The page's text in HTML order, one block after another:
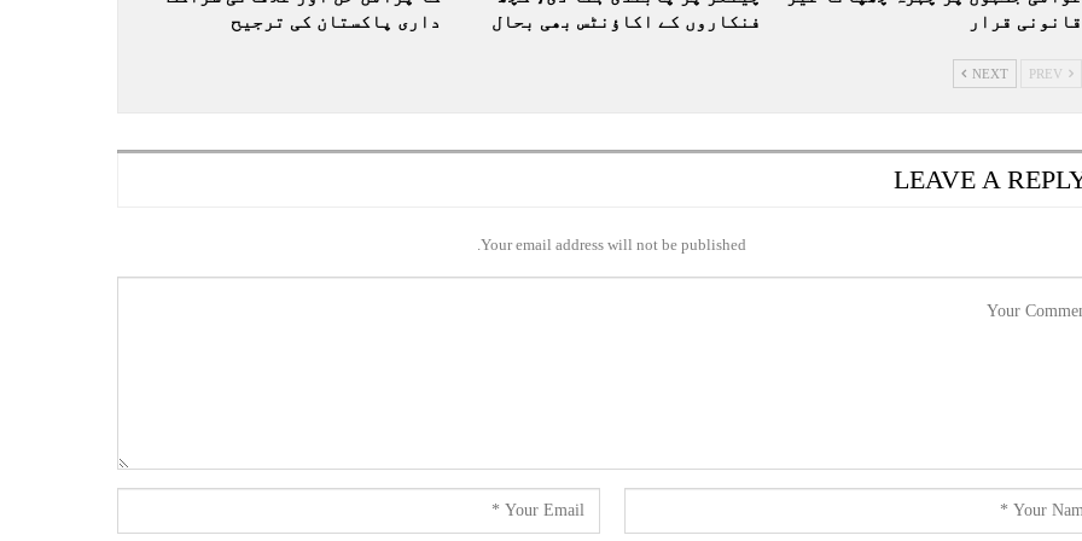
قانونی قرار
فنکاروں کے اکاؤنٹس بھی بحال
داری پاکستان کی ترجیح
NEXT
LEAVE A
Your email address will not be published.